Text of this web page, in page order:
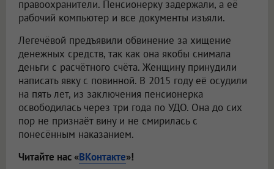
правоохранители. Пенсионерку задержали, а её
рабочий компьютер и все документы изъяли.
Легечёвой предъявили обвинение за хищение
денежных средств, так как она якобы снимала
деньги с расчётного счёта. Женщину принудили
написать явку с повинной. В 2015 году её осудили
на пять лет, из заключения пенсионерка
освободилась через три года по УДО. Она до сих
пор не признаёт вину и не смирилась с
понесённым наказанием.
Читайте нас «ВКонтакте»!